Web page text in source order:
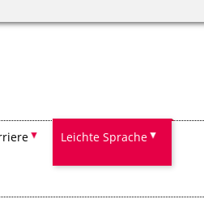
Leichte Sprache